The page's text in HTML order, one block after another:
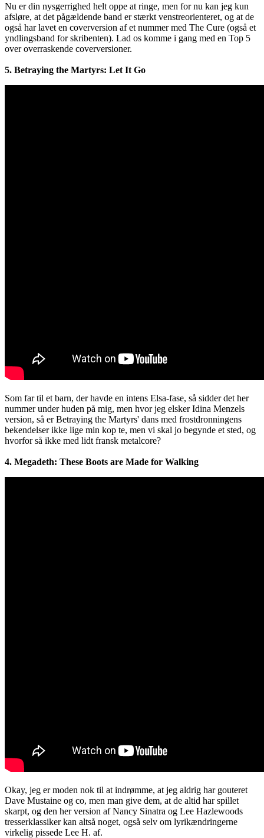
Nu er din nysgerrighed helt oppe at ringe, men for nu kan jeg kun
afsløre, at det pågældende band er stærkt venstreorienteret, og at de
også har lavet en coverversion af et nummer med The Cure (også et
yndlingsband for skribenten). Lad os komme i gang med en Top 5
over overraskende coverversioner.
5. Betraying the Martyrs: Let It Go
Som far til et barn, der havde en intens Elsa-fase, så sidder det her
nummer under huden på mig, men hvor jeg elsker Idina Menzels
version, så er Betraying the Martyrs' dans med frostdronningens
bekendelser ikke lige min kop te, men vi skal jo begynde et sted, og
hvorfor så ikke med lidt fransk metalcore?
4. Megadeth: These Boots are Made for Walking
Okay, jeg er moden nok til at indrømme, at jeg aldrig har gouteret
Dave Mustaine og co, men man give dem, at de altid har spillet
skarpt, og den her version af Nancy Sinatra og Lee Hazlewoods
tresserklassiker kan altså noget, også selv om lyrikændringerne
virkelig pissede Lee H. af.